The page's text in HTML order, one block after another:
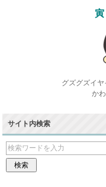
グズグズイヤ
か
サイト内検索